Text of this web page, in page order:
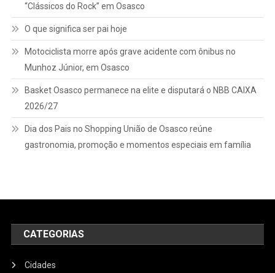
“Clássicos do Rock” em Osasco
O que significa ser pai hoje
Motociclista morre após grave acidente com ônibus no
Munhoz Júnior, em Osasco
Basket Osasco permanece na elite e disputará o NBB CAIXA
2026/27
Dia dos Pais no Shopping União de Osasco reúne
gastronomia, promoção e momentos especiais em família
CATEGORIAS
Cidades